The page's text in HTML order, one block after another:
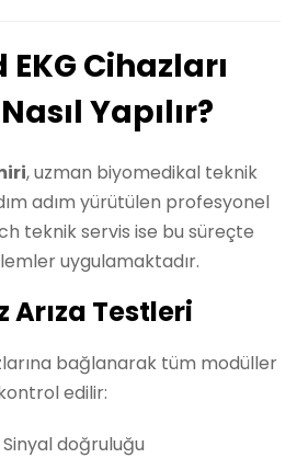
Cihazları
Yapılır?
, uzman biyomedikal teknik
adım yürütülen profesyonel
teknik servis ise bu süreçte
uygulamaktadır.
Arıza Testleri
bağlanarak tüm modüller
edilir:
Sinyal doğruluğu